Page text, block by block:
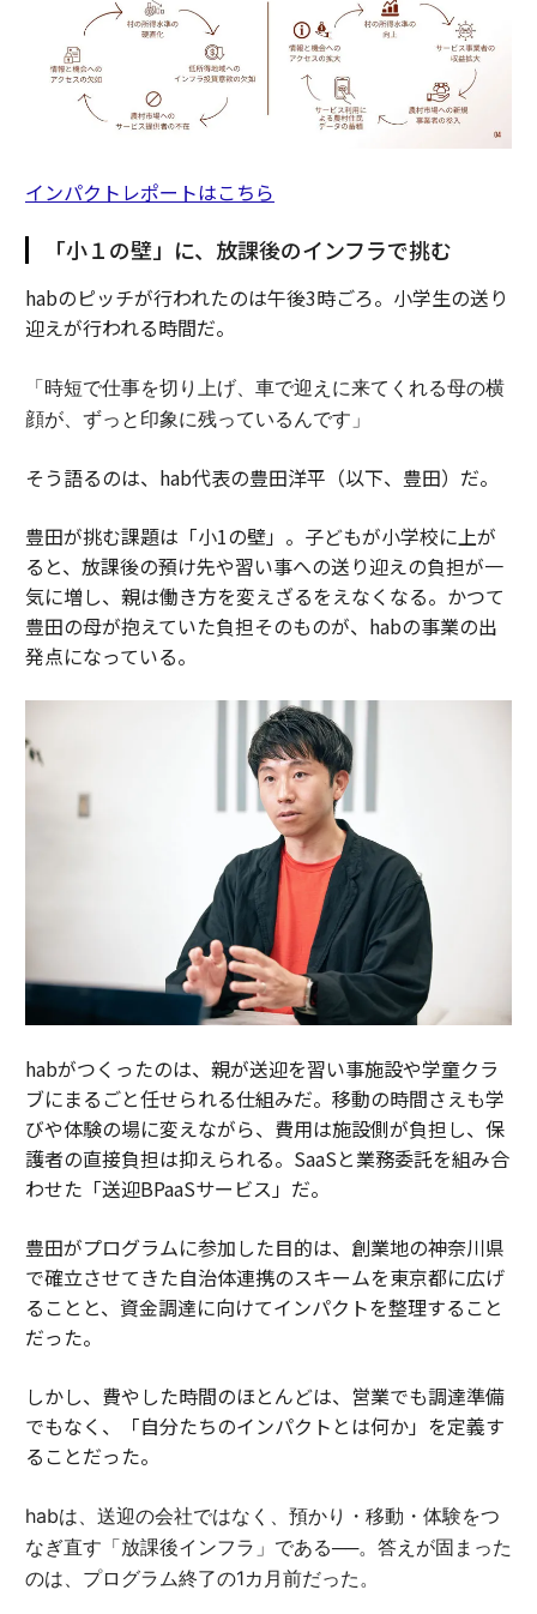
インパクトレポートはこちら
「小１の壁」に、放課後のインフラで挑む
habのピッチが行われたのは午後3時ごろ。小学生の送り
迎えが行われる時間だ。
「時短で仕事を切り上げ、車で迎えに来てくれる母の横
顔が、ずっと印象に残っているんです」
そう語るのは、hab代表の豊田洋平（以下、豊田）だ。
豊田が挑む課題は「小1の壁」。子どもが小学校に上が
ると、放課後の預け先や習い事への送り迎えの負担が一
気に増し、親は働き方を変えざるをえなくなる。かつて
豊田の母が抱えていた負担そのものが、habの事業の出
発点になっている。
habがつくったのは、親が送迎を習い事施設や学童クラ
ブにまるごと任せられる仕組みだ。移動の時間さえも学
びや体験の場に変えながら、費用は施設側が負担し、保
護者の直接負担は抑えられる。SaaSと業務委託を組み合
わせた「送迎BPaaSサービス」だ。
豊田がプログラムに参加した目的は、創業地の神奈川県
で確立させてきた自治体連携のスキームを東京都に広げ
ることと、資金調達に向けてインパクトを整理すること
だった。
しかし、費やした時間のほとんどは、営業でも調達準備
でもなく、「自分たちのインパクトとは何か」を定義す
ることだった。
habは、送迎の会社ではなく、預かり・移動・体験をつ
なぎ直す「放課後インフラ」である──。答えが固まった
のは、プログラム終了の1カ月前だった。